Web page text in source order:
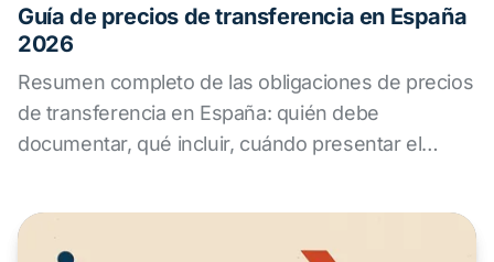
Guía de precios de transferencia en España
2026
Resumen completo de las obligaciones de precios
de transferencia en España: quién debe
documentar, qué incluir, cuándo presentar el